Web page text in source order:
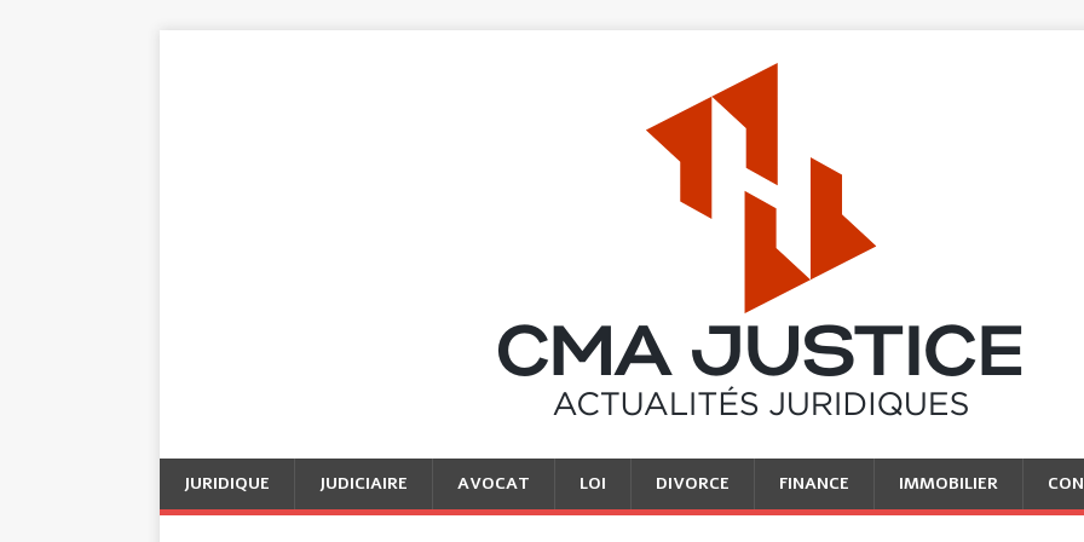
JURIDIQUE JUDICIAIRE AVOCAT LOI DIVORCE FINANCE IMMOBILIER